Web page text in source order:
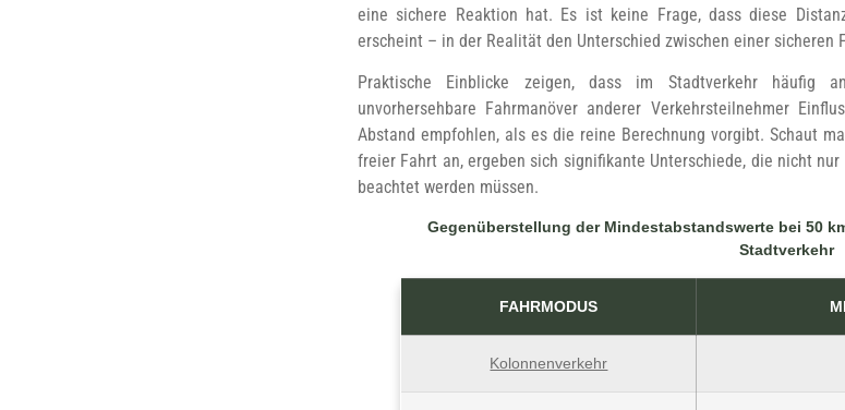
eine sichere Reaktion hat. Es ist keine Frage, dass diese
erscheint – in der Realität den Unterschied zwischen einer sicheren
Praktische Einblicke zeigen, dass im Stadtverkehr häufig
unvorhersehbare Fahrmanöver anderer Verkehrsteilnehmer
Abstand empfohlen, als es die reine Berechnung vorgibt. Schaut
freier Fahrt an, ergeben sich signifikante Unterschiede, die nicht
beachtet werden müssen.
Gegenüberstellung der Mindestabstandswerte bei 50
Stadtverkehr
FAHRMODUS
Kolonnenverkehr